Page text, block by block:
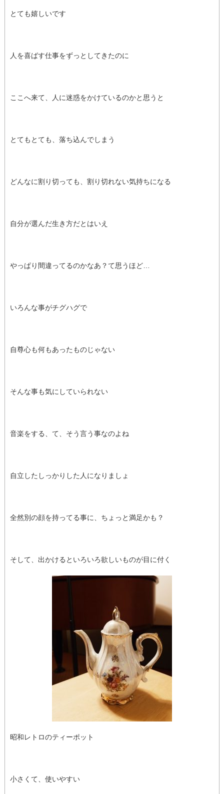
とても嬉しいです
人を喜ばす仕事をずっとしてきたのに
ここへ来て、人に迷惑をかけているのかと思うと
とてもとても、落ち込んでしまう
どんなに割り切っても、割り切れない気持ちになる
自分が選んだ生き方だとはいえ
やっぱり間違ってるのかなあ？て思うほど…
いろんな事がチグハグで
自尊心も何もあったものじゃない
そんな事も気にしていられない
音楽をする、て、そう言う事なのよね
自立したしっかりした人になりましょ
全然別の顔を持ってる事に、ちょっと満足かも？
そして、出かけるといろいろ欲しいものが目に付く
昭和レトロのティーポット
小さくて、使いやすい